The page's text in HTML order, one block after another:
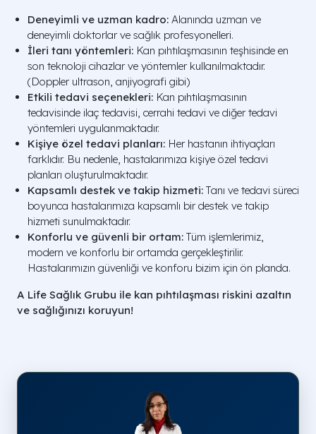
Deneyimli ve uzman kadro: Alanında uzman ve
deneyimli doktorlar ve sağlık profesyonelleri.
İleri tanı yöntemleri: Kan pıhtılaşmasının teşhisinde en
son teknoloji cihazlar ve yöntemler kullanılmaktadır.
(Doppler ultrason, anjiyografi gibi)
Etkili tedavi seçenekleri: Kan pıhtılaşmasının
tedavisinde ilaç tedavisi, cerrahi tedavi ve diğer tedavi
yöntemleri uygulanmaktadır.
Kişiye özel tedavi planları: Her hastanın ihtiyaçları
farklıdır. Bu nedenle, hastalarımıza kişiye özel tedavi
planları oluşturulmaktadır.
Kapsamlı destek ve takip hizmeti: Tanı ve tedavi süreci
boyunca hastalarımıza kapsamlı bir destek ve takip
hizmeti sunulmaktadır.
Konforlu ve güvenli bir ortam: Tüm işlemlerimiz,
modern ve konforlu bir ortamda gerçekleştirilir.
Hastalarımızın güvenliği ve konforu bizim için ön planda.
A Life Sağlık Grubu ile kan pıhtılaşması riskini azaltın
ve sağlığınızı koruyun!